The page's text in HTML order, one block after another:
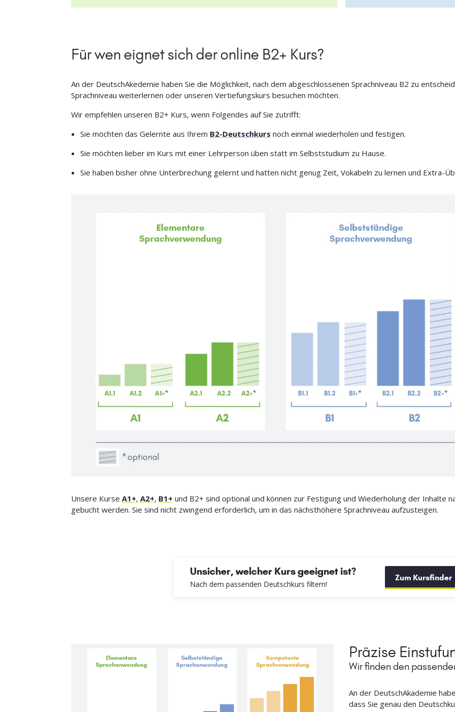
Für wen eignet sich der online B2+ Kurs?
An der DeutschAkedemie haben Sie die Möglichkeit, nach dem abgeschlossenen Sprachniveau B2 zu
Sprachniveau weiterlernen oder unseren Vertiefungskurs besuchen möchten.
Wir empfehlen unseren B2+ Kurs, wenn Folgendes auf Sie zutrifft:
Sie möchten das Gelernte aus Ihrem B2-Deutschkurs noch einmal wiederholen und festigen.
Sie möchten lieber im Kurs mit einer Lehrperson üben statt im Selbststudium zu Hause.
Sie haben bisher ohne Unterbrechung gelernt und hatten nicht genug Zeit, Vokabeln zu lernen und Extra-
Unsere Kurse A1+, A2+, B1+ und B2+ sind optional und können zur Festigung und Wiederholung der Inhalte
gebucht werden. Sie sind nicht zwingend erforderlich, um in das nächsthöhere Sprachniveau aufzusteigen.
Unsicher, welcher Kurs geeignet ist?
Nach dem passenden Deutschkurs filtern!
Zum Kursfinder
Präzise
Wir finden den
An der DeutschAkademie
dass Sie genau den